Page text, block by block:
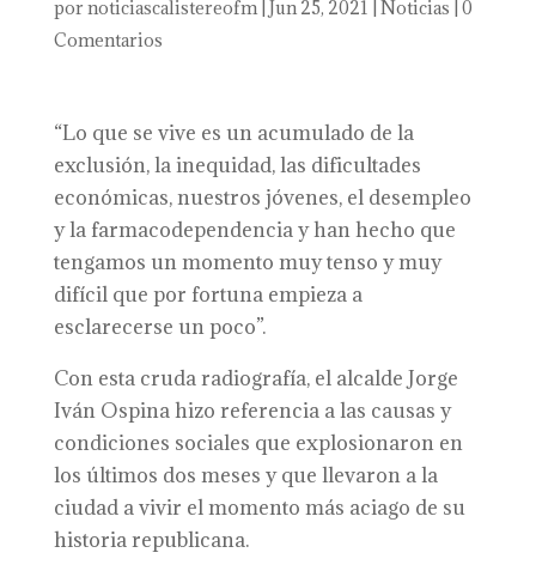
por noticiascalistereofm| Jun 25, 2021 Noticias 0
Comentarios
“Lo que se vive es un acumulado de la
exclusión, la inequidad, las dificultades
económicas, nuestros jóvenes, el desempleo
y la farmacodependencia y han hecho que
tengamos un momento muy tenso y muy
difícil que por fortuna empieza a
esclarecerse un poco”.
Con esta cruda radiografía, el alcalde Jorge
Iván Ospina hizo referencia a las causas y
condiciones sociales que explosionaron en
los últimos dos meses y que llevaron a la
ciudad a vivir el momento más aciago de su
historia republicana.